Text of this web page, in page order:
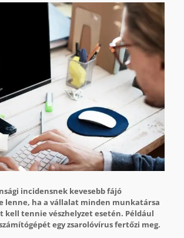
incidensnek kevesebb fájó
lenne, ha a vállalat minden munkatársa
kell tennie vészhelyzet esetén. Például
egy zsarolóvírus fertőzi meg.